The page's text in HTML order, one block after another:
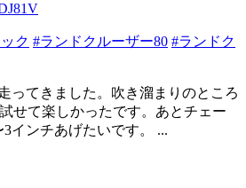
ク #ランドクルーザー80 #ランドク
ってきました。吹き溜まりのところ
せて楽しかったです。あとチェー
インチあげたいです。 ...